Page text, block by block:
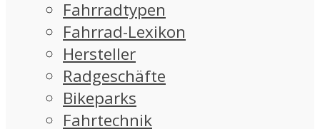
Fahrradtypen
Fahrrad-Lexikon
Hersteller
Radgeschäfte
Bikeparks
Fahrtechnik